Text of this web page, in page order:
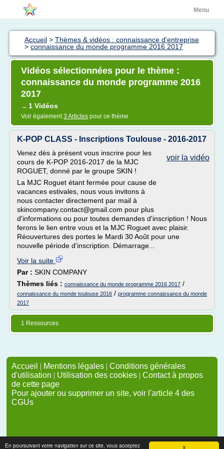
X
En poursuivant votre navigation sur ce site, vous acceptez
Menu
Accueil > Thèmes & vidéos : connaissance d'entreprise
> connaissance du monde programme 2016 2017
Vidéos sélectionnées pour le thème :
connaissance du monde programme 2016
2017
→ 1 Vidéos
Voir également3 Articles pour ce thème
K-POP CLASS - Inscriptions Toulouse - 2016-2017
voir la vidéo
Venez dès à présent vous inscrire pour les
cours de K-POP 2016-2017 de la MJC
ROGUET, donné par le groupe SKIN !
La MJC Roguet étant fermée pour cause de
vacances estivales, nous vous invitons à
nous contacter directement par mail à
skincompany.contact@gmail.com pour plus
d'informations ou pour toutes demandes d'inscription ! Nous
ferons le lien entre vous et la MJC Roguet avec plaisir.
Réouvertures des portes le Mardi 30 Août pour une
nouvelle période d'inscription. Démarrage...
Voir la suite
Par : SKIN COMPANY
Thèmes liés : connaissance du monde programme 2016 2017 /
connaissance du monde toulouse 2016 / programme connaissance du monde
2017
1 Ressources
Accueil | Mentions légales | Conditions générales
d'utilisation | Utilisation des cookies | Contact à propos
de cette page
Pour ajouter ou supprimer un site, voir l'article 4 des
CGUs